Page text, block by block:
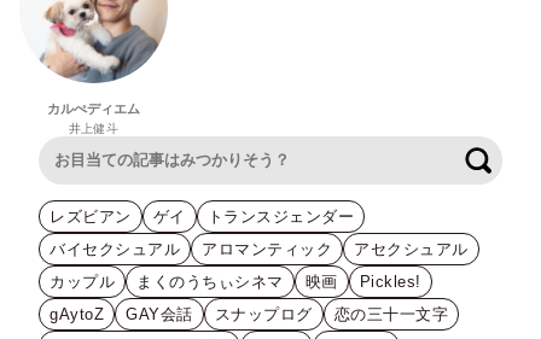
カルぺディエム
井上健斗
レズビアン ゲイ
トランスジェンダー
バイセクシュアル
アロマンティック
アセクシュアル
カップル
まくのうちぃシネマ 映画
Pickles!
gAytoZ
GAY会話 スナップログ
恋の三十一文字